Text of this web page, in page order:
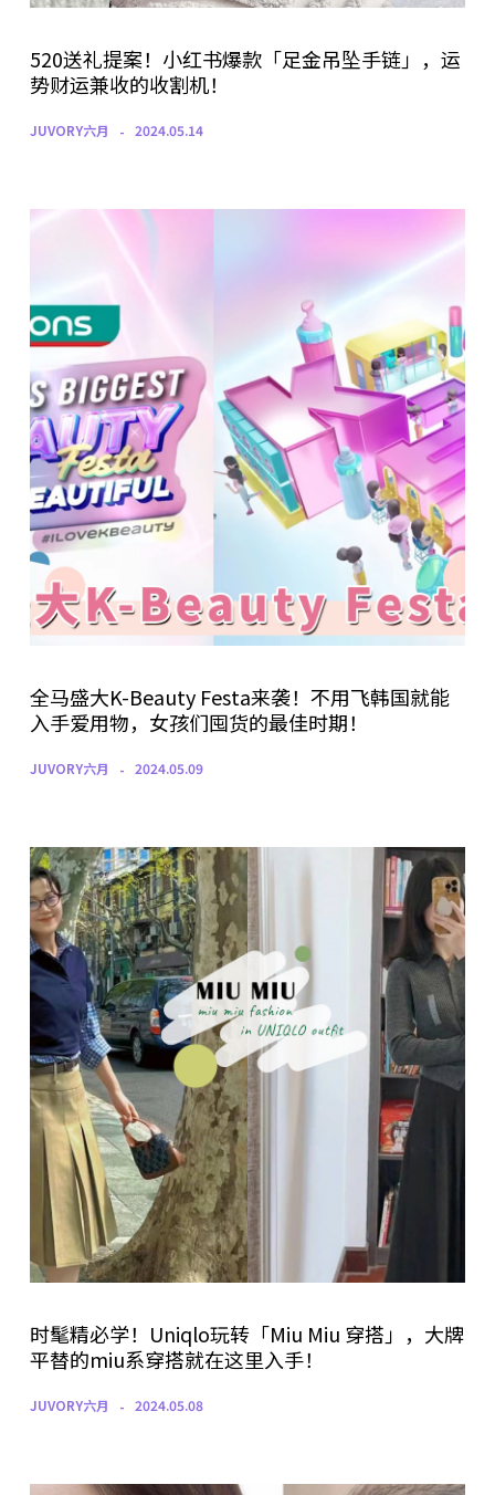
520送礼提案！小红书爆款「足金吊坠手链」，运
势财运兼收的收割机！
JUVORY六月 2024.05.14
全马盛大K-Beauty Festa来袭！不用飞韩国就能
入手爱用物，女孩们囤货的最佳时期！
JUVORY六月 2024.05.09
时髦精必学！Uniqlo玩转「Miu Miu 穿搭」，大牌
平替的miu系穿搭就在这里入手！
JUVORY六月 2024.05.08